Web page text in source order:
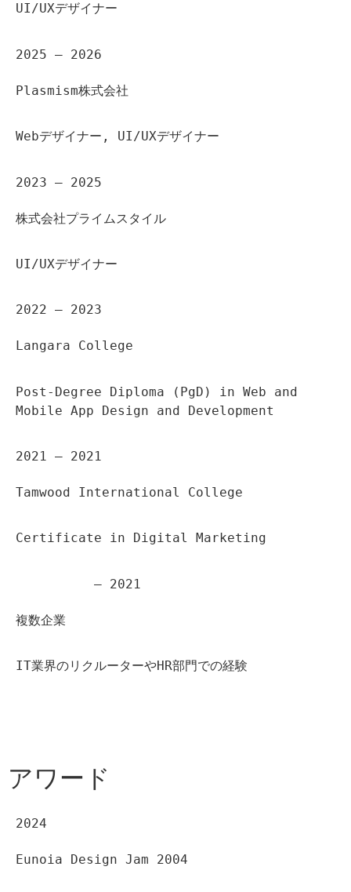
UI/UXデザイナー
2025 – 2026
Plasmism株式会社
Webデザイナー, UI/UXデザイナー
2023 – 2025
株式会社プライムスタイル
UI/UXデザイナー
2022 – 2023
Langara College
Post-Degree Diploma (PgD) in Web and
Mobile App Design and Development
2021 – 2021
Tamwood International College
Certificate in Digital Marketing
– 2021
複数企業
IT業界のリクルーターやHR部門での経験
アワード
2024
Eunoia Design Jam 2004